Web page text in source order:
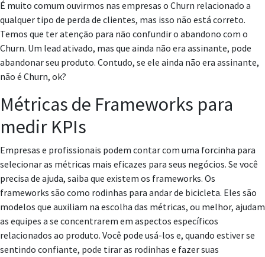
É muito comum ouvirmos nas empresas o Churn relacionado a
qualquer tipo de perda de clientes, mas isso não está correto.
Temos que ter atenção para não confundir o abandono com o
Churn. Um lead ativado, mas que ainda não era assinante, pode
abandonar seu produto. Contudo, se ele ainda não era assinante,
não é Churn, ok?
Métricas de Frameworks para
medir KPIs
Empresas e profissionais podem contar com uma forcinha para
selecionar as métricas mais eficazes para seus negócios. Se você
precisa de ajuda, saiba que existem os frameworks. Os
frameworks são como rodinhas para andar de bicicleta. Eles são
modelos que auxiliam na escolha das métricas, ou melhor, ajudam
as equipes a se concentrarem em aspectos específicos
relacionados ao produto. Você pode usá-los e, quando estiver se
sentindo confiante, pode tirar as rodinhas e fazer suas